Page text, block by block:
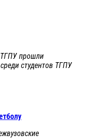
ТГПУ прошли
студентов ТГПУ